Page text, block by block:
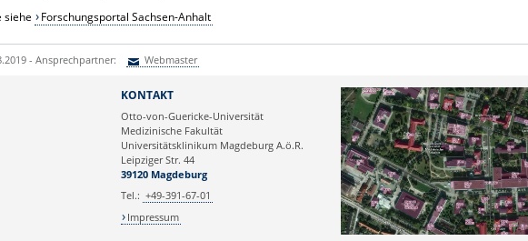
siehe Forschungsportal Sachsen-Anhalt
- Ansprechpartner: Webmaster
KONTAKT
Otto-von-Guericke-Universität
Medizinische Fakultät
Universitätsklinikum Magdeburg A.ö.R.
Leipziger Str. 44
39120 Magdeburg
Tel.: +49-391-67-01
Impressum